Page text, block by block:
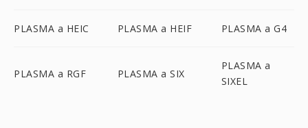
PLASMA a HEIC PLASMA a HEIF PLASMA a G4
PLASMA a RGF PLASMA a SIX
PLASMA a
SIXEL